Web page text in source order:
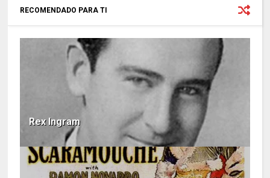
RECOMENDADO PARA TI
Rex Ingram